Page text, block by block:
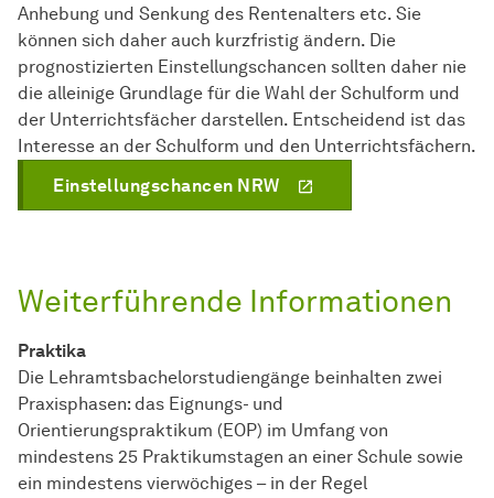
Anhebung und Senkung des Rentenalters etc. Sie
können sich daher auch kurzfristig ändern. Die
prognostizierten Einstellungschancen sollten daher nie
die alleinige Grundlage für die Wahl der Schulform und
der Unterrichtsfächer darstellen. Entscheidend ist das
Interesse an der Schulform und den Unterrichtsfächern.
Einstellungschancen NRW
Weiterführende Informationen
Praktika
Die Lehramtsbachelorstudiengänge beinhalten zwei
Praxisphasen: das Eignungs- und
Orientierungspraktikum (EOP) im Umfang von
mindestens 25 Praktikumstagen an einer Schule sowie
ein mindestens vierwöchiges – in der Regel